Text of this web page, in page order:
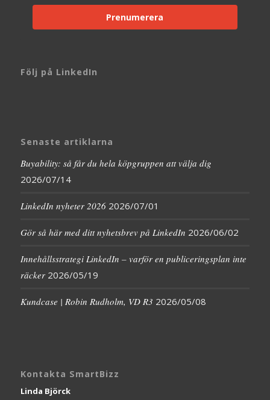
Prenumerera
Följ på LinkedIn
Senaste artiklarna
Buyability: så får du hela köpgruppen att välja dig
2026/07/14
LinkedIn nyheter 2026 2026/07/01
Gör så här med ditt nyhetsbrev på LinkedIn 2026/06/02
Innehållsstrategi LinkedIn – varför en publiceringsplan inte
räcker 2026/05/19
Kundcase | Robin Rudholm, VD R3 2026/05/08
Kontakta SmartBizz
Linda Björck